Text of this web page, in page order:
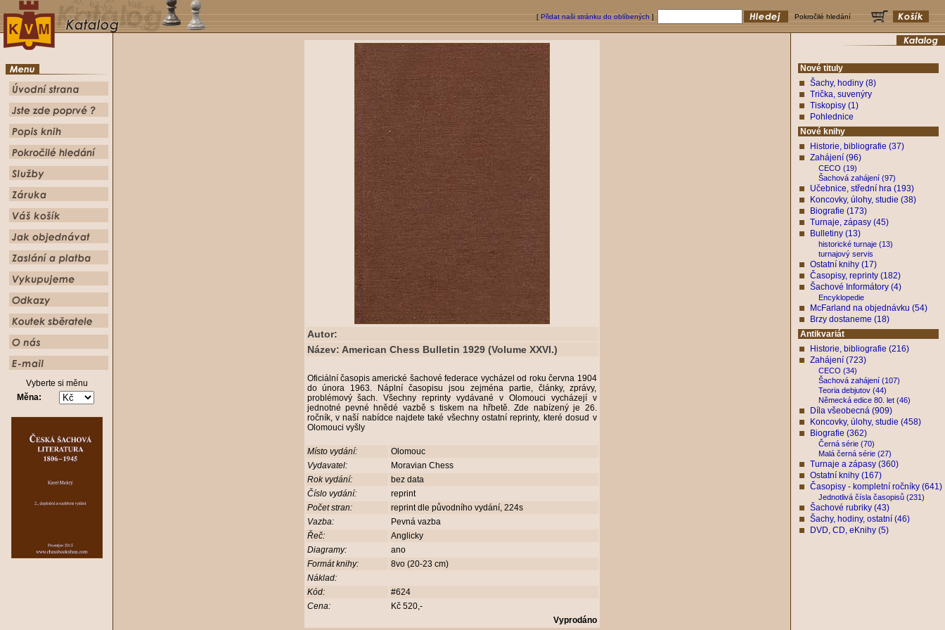
[ Přidat naši stránku do oblíbených ] Pokročilé hledání
Vyberte si měnu
Měna:
Autor:
Název: American Chess Bulletin 1929 (Volume XXVI.)
Oficiální časopis americké šachové federace vycházel od roku června 1904
do února 1963. Náplní časopisu jsou zejména partie, články, zprávy,
problémový šach. Všechny reprinty vydávané v Olomouci vycházejí v
jednotné pevné hnědé vazbě s tiskem na hřbetě. Zde nabízený je 26.
ročník, v naší nabídce najdete také všechny ostatní reprinty, které dosud v
Olomouci vyšly
Místo vydání:
Olomouc
Vydavatel:
Moravian Chess
Rok vydání:
bez data
Číslo vydání:
reprint
Počet stran:
reprint dle původního vydání, 224s
Vazba:
Pevná vazba
Řeč:
Anglicky
Diagramy:
ano
Formát knihy:
8vo (20-23 cm)
Náklad:
Kód:
#624
Cena:
Kč 520,-
Vyprodáno
Nové tituly
Šachy, hodiny (8)
Trička, suvenýry
Tiskopisy (1)
Pohlednice
Nové knihy
Historie, bibliografie (37)
Zahájení (96)
CECO (19)
Šachová zahájení (97)
Učebnice, střední hra (193)
Koncovky, úlohy, studie (38)
Biografie (173)
Turnaje, zápasy (45)
Bulletiny (13)
historické turnaje (13)
turnajový servis
Ostatní knihy (17)
Časopisy, reprinty (182)
Šachové Informátory (4)
Encyklopedie
McFarland na objednávku (54)
Brzy dostaneme (18)
Antikvariát
Historie, bibliografie (216)
Zahájení (723)
CECO (34)
Šachová zahájení (107)
Teoria debjutov (44)
Německá edice 80. let (46)
Díla všeobecná (909)
Koncovky, úlohy, studie (458)
Biografie (362)
Černá série (70)
Malá černá série (27)
Turnaje a zápasy (360)
Ostatní knihy (167)
Časopisy - kompletní ročníky (641)
Jednotlivá čísla časopisů (231)
Šachové rubriky (43)
Šachy, hodiny, ostatní (46)
DVD, CD, eKnihy (5)